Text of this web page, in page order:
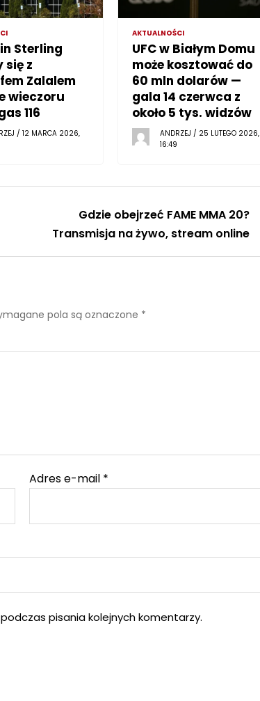
Sterling
się z
Zalalem
wieczoru
116
/ 12 MARCA 2026,
AKTUALNOŚCI
UFC w Białym Domu
może kosztować do
60 mln dolarów —
gala 14 czerwca z
około 5 tys. widzów
ANDRZEJ / 25 LUTEGO 2026,
16:49
Gdzie obejrzeć FAME MMA 20?
Transmisja na żywo, stream online
pola są oznaczone *
Adres e-mail *
pisania kolejnych komentarzy.